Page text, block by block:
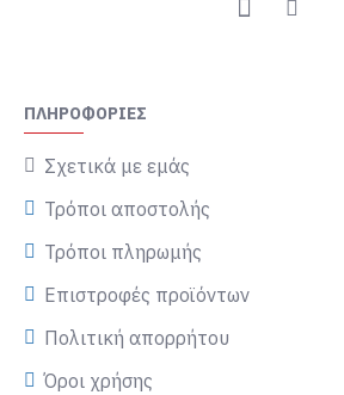
ΠΛΗΡΟΦΟΡΊΕΣ
Σχετικά με εμάς
Τρόποι αποστολής
Τρόποι πληρωμής
Επιστροφές προϊόντων
Πολιτική απορρήτου
Όροι χρήσης